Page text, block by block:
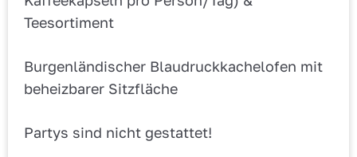
Teesortiment
Burgenländischer Blaudruckkachelofen mit
beheizbarer Sitzfläche
Partys sind nicht gestattet!